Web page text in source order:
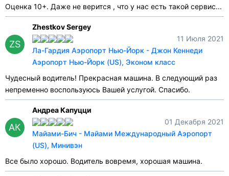
Оценка 10+. Даже не верится , что у нас есть такой сервис...
ZS
Zhestkov Sergey
11 Июля 2021
Ла-Гардия Аэропорт Нью-Йорк - Джон Кеннеди
Аэропорт Нью-Йорк (US), Эконом класс
Чудесный водитель! Прекрасная машина. В следующий раз
непременно воспользуюсь Вашей услугой. Спасибо.
АК
Андреа Капуцци
01 Декабря 2021
Майами-Бич - Майами Международный Аэропорт
(US), Минивэн
Все было хорошо. Водитель вовремя, хорошая машина.